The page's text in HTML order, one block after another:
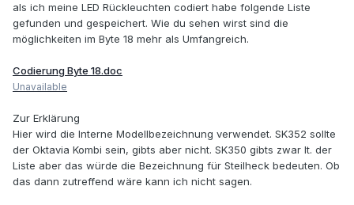
als ich meine LED Rückleuchten codiert habe folgende Liste
gefunden und gespeichert. Wie du sehen wirst sind die
möglichkeiten im Byte 18 mehr als Umfangreich.
Codierung Byte 18.doc
Unavailable
Zur Erklärung
Hier wird die Interne Modellbezeichnung verwendet. SK352 sollte
der Oktavia Kombi sein, gibts aber nicht. SK350 gibts zwar lt. der
Liste aber das würde die Bezeichnung für Steilheck bedeuten. Ob
das dann zutreffend wäre kann ich nicht sagen.